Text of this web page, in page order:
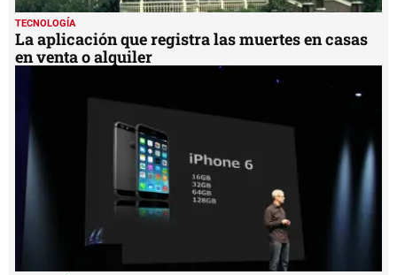
TECNOLOGÍA
La aplicación que registra las muertes en casas
en venta o alquiler